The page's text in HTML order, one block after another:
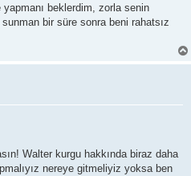
beklerdim, zorla senin
bir süre sonra beni rahatsız
Walter kurgu hakkında biraz daha
nereye gitmeliyiz yoksa ben